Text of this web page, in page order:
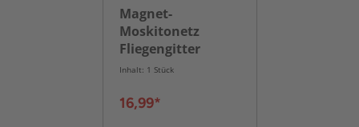
Magnet-
Moskitonetz
Fliegengitter
"Deluxe"
schwarz
Inhalt: 1 Stück
16,99*